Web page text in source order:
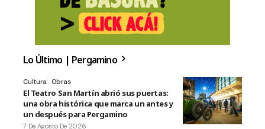
Lo Último | Pergamino
Cultura Obras
El Teatro San Martín abrió sus puertas:
una obra histórica que marca un antes y
un después para Pergamino
7 De Agosto De 2026